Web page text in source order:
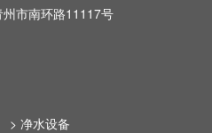
市南环路11117号
> 净水设备